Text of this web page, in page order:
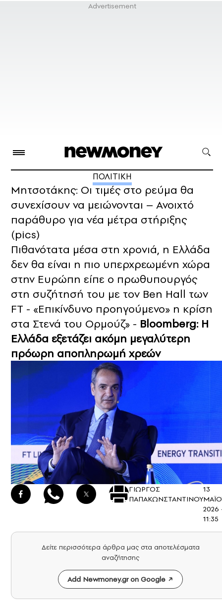
ΠΟΛΙΤΙΚΗ
Μητσοτάκης: Οι τιμές στο ρεύμα θα
συνεχίσουν να μειώνονται – Ανοιχτό
παράθυρο για νέα μέτρα στήριξης
(pics)
Πιθανότατα μέσα στη χρονιά, η Ελλάδα
δεν θα είναι η πιο υπερχρεωμένη χώρα
στην Ευρώπη είπε ο πρωθυπουργός
στη συζήτησή του με τον Ben Hall των
FT - «Επικίνδυνο προηγούμενο» η κρίση
στα Στενά του Ορμούζ» - Bloomberg: Η
Ελλάδα εξετάζει ακόμη μεγαλύτερη
πρόωρη αποπληρωμή χρεών
ΓΙΩΡΓΟΣ
ΠΑΠΑΚΩΝΣΤΑΝΤΙΝΟΥ
13
2026
11:35
Δείτε περισσότερα άρθρα μας στα αποτελέσματα
αναζήτησης
Add Newmoney.gr on Google